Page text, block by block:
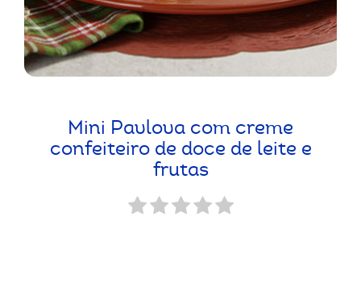
Mini Pavlova com creme
confeiteiro de doce de leite e
frutas